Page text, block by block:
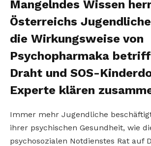
Mangelndes Wissen
Österreichs
die Wirkungsweise von
Psychopharmaka
Draht und SOS-
Experte klären
Immer mehr Jugendliche
ihrer psychischen Gesundheit, wie
psychosozialen Notdienstes Rat auf